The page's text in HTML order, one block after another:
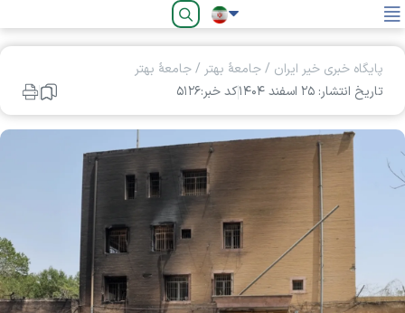
فارسی
پایگاه خبری خیر ایران /جامعۀ بهتر /جامعۀ بهتر
تاریخ انتشار: ۲۵ اسفند ۱۴۰۴
کد خبر:۵۱۲۶